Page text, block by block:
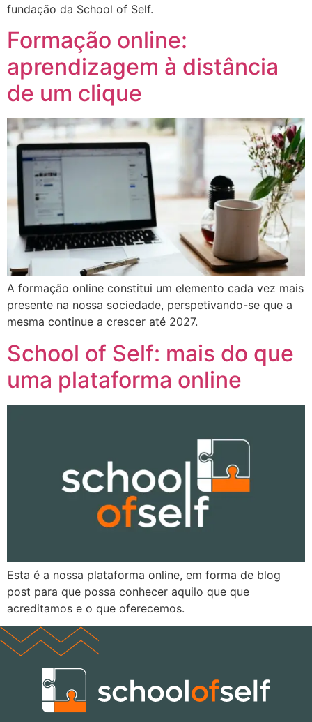
fundação da School of Self.
Formação online:
aprendizagem à distância
de um clique
A formação online constitui um elemento cada vez mais
presente na nossa sociedade, perspetivando-se que a
mesma continue a crescer até 2027.
School of Self: mais do que
uma plataforma online
Esta é a nossa plataforma online, em forma de blog
post para que possa conhecer aquilo que que
acreditamos e o que oferecemos.